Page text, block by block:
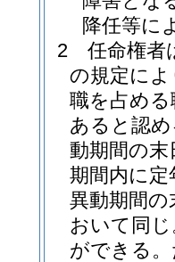
降任等に
2
任命権者
の規定に
職を占め
あると認
動期間の
期間内に
異動期間
おいて同じ
ができる。